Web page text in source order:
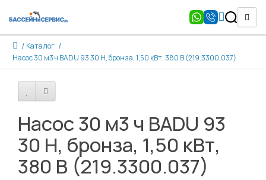
Каталог
Насос 30 м3 ч BADU 93 30 H, бронза, 1,50 кВт, 380 В (219.3300.037)
Насос 30 м3 ч BADU 93
30 H, бронза, 1,50 кВт,
380 В (219.3300.037)